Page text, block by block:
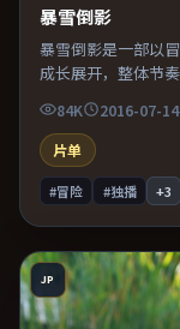
暴雪倒影
暴雪倒影是一部以
成长展开，整体节
84K 2016-07-14
片单
#冒险 #独播 +3
JP